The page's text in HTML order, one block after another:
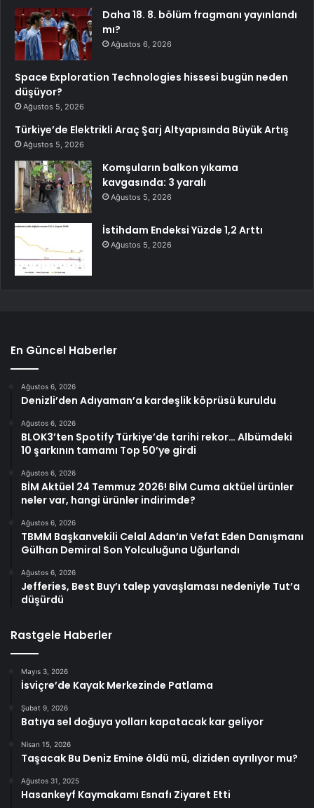
Daha 18. 8. bölüm fragmanı yayınlandı
mı?
Ağustos 6, 2026
Space Exploration Technologies hissesi bugün neden
düşüyor?
Ağustos 5, 2026
Türkiye’de Elektrikli Araç Şarj Altyapısında Büyük Artış
Ağustos 5, 2026
Komşuların balkon yıkama
kavgasında: 3 yaralı
Ağustos 5, 2026
İstihdam Endeksi Yüzde 1,2 Arttı
Ağustos 5, 2026
En Güncel Haberler
Ağustos 6, 2026
Denizli’den Adıyaman’a kardeşlik köprüsü kuruldu
Ağustos 6, 2026
BLOK3’ten Spotify Türkiye’de tarihi rekor… Albümdeki
10 şarkının tamamı Top 50’ye girdi
Ağustos 6, 2026
BİM Aktüel 24 Temmuz 2026! BİM Cuma aktüel ürünler
neler var, hangi ürünler indirimde?
Ağustos 6, 2026
TBMM Başkanvekili Celal Adan’ın Vefat Eden Danışmanı
Gülhan Demiral Son Yolculuğuna Uğurlandı
Ağustos 6, 2026
Jefferies, Best Buy’ı talep yavaşlaması nedeniyle Tut’a
düşürdü
Rastgele Haberler
Mayıs 3, 2026
İsviçre’de Kayak Merkezinde Patlama
Şubat 9, 2026
Batıya sel doğuya yolları kapatacak kar geliyor
Nisan 15, 2026
Taşacak Bu Deniz Emine öldü mü, diziden ayrılıyor mu?
Ağustos 31, 2025
Hasankeyf Kaymakamı Esnafı Ziyaret Etti